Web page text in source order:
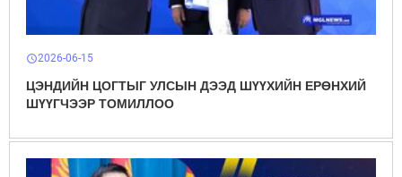
schedule2026-06-15
ЦЭНДИЙН ЦОГТЫГ УЛСЫН ДЭЭД ШҮҮХИЙН ЕРӨНХИЙ
ШҮҮГЧЭЭР ТОМИЛЛОО